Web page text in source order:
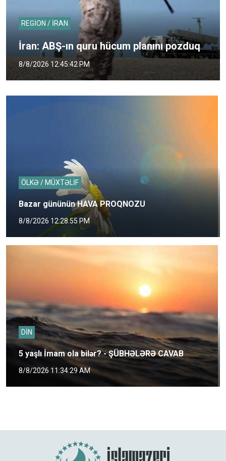
REGİON / İRAN
İran: ABŞ-ın quru hücum planını pozduq
8/8/2026 12:45:42 PM
ÖLKƏ / MÜXTƏLİF
Bazar gününün HAVA PROQNOZU
8/8/2026 12:28:55 PM
DİN
5 yaşlı İmam ola bilər? - ŞÜBHƏLƏRƏ CAVAB
8/8/2026 11:34:29 AM